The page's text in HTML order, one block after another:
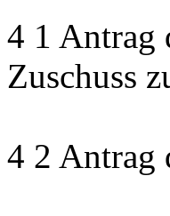
4 1 Antrag
Zuschuss
4 2 Antrag